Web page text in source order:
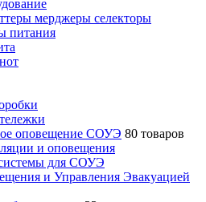
мерджеры селекторы
питания
оповещение СОУЭ 80 товаров
и оповещения
для СОУЭ
и Управления Эвакуацией